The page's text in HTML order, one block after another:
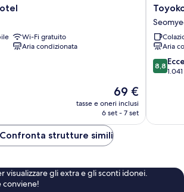
Wi-Fi gratuito
Aria condizionata
Il
prezzo
attuale
69 €
69 €
tasse e oneri inclusi
6 set - 7 set
Toyoko
Inn
Busan
Seo-
myeon
Aria
8.8
su
8,8
Confronta strutture simili
visualizzare gli extra e gli sconti idonei.
conviene!